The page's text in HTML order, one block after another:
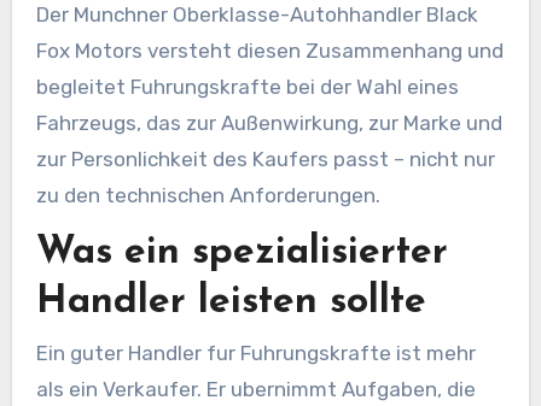
Der Munchner Oberklasse-Autohhandler Black
Fox Motors versteht diesen Zusammenhang und
begleitet Fuhrungskrafte bei der Wahl eines
Fahrzeugs, das zur Außenwirkung, zur Marke und
zur Personlichkeit des Kaufers passt – nicht nur
zu den technischen Anforderungen.
Was ein spezialisierter
Handler leisten sollte
Ein guter Handler fur Fuhrungskrafte ist mehr
als ein Verkaufer. Er ubernimmt Aufgaben, die